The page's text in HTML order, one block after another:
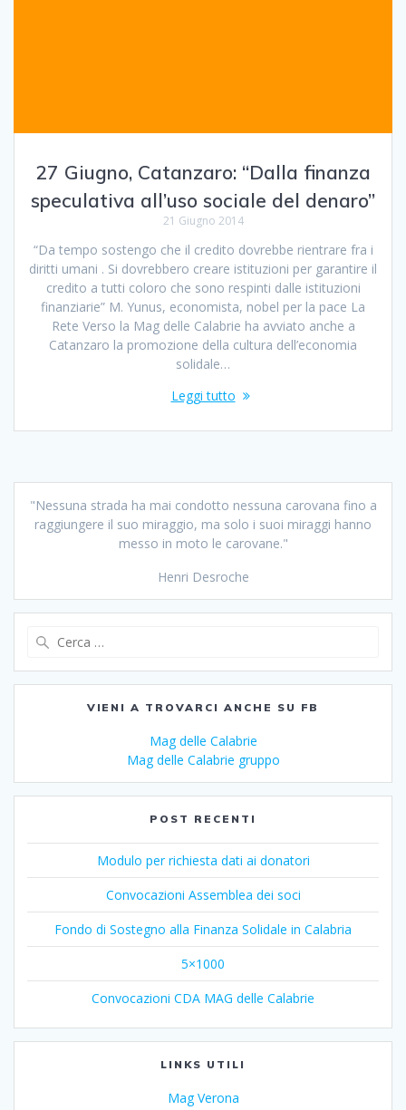
27 Giugno, Catanzaro: “Dalla finanza
speculativa all’uso sociale del denaro”
21 Giugno 2014
“Da tempo sostengo che il credito dovrebbe rientrare fra i
diritti umani . Si dovrebbero creare istituzioni per garantire il
credito a tutti coloro che sono respinti dalle istituzioni
finanziarie” M. Yunus, economista, nobel per la pace La
Rete Verso la Mag delle Calabrie ha avviato anche a
Catanzaro la promozione della cultura dell’economia
solidale…
Leggi tutto
"Nessuna strada ha mai condotto nessuna carovana fino a
raggiungere il suo miraggio, ma solo i suoi miraggi hanno
messo in moto le carovane."
Henri Desroche
VIENI A TROVARCI ANCHE SU FB
Mag delle Calabrie
Mag delle Calabrie gruppo
POST RECENTI
Modulo per richiesta dati ai donatori
Convocazioni Assemblea dei soci
Fondo di Sostegno alla Finanza Solidale in Calabria
5×1000
Convocazioni CDA MAG delle Calabrie
LINKS UTILI
Mag Verona